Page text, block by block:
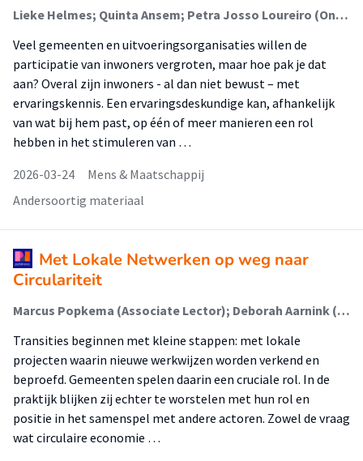
Lieke Helmes; Quinta Ansem; Petra Josso Loureiro (Onderzoeker)
Veel gemeenten en uitvoeringsorganisaties willen de
participatie van inwoners vergroten, maar hoe pak je dat
aan? Overal zijn inwoners - al dan niet bewust – met
ervaringskennis. Een ervaringsdeskundige kan, afhankelijk
van wat bij hem past, op één of meer manieren een rol
hebben in het stimuleren van …
2026-03-24
Mens & Maatschappij
Andersoortig materiaal
Met Lokale Netwerken op weg naar
Circulariteit
Marcus Popkema (Associate Lector); Deborah Aarnink (Lid Lectoraat); Rik Berbé (Lid Lectoraat); Bram Entrop; Germa Langeler (Lid Lectoraat); Sander Siebelink; Luka Westgeest (Lid Lectoraat)
Transities beginnen met kleine stappen: met lokale
projecten waarin nieuwe werkwijzen worden verkend en
beproefd. Gemeenten spelen daarin een cruciale rol. In de
praktijk blijken zij echter te worstelen met hun rol en
positie in het samenspel met andere actoren. Zowel de vraag
wat circulaire economie …